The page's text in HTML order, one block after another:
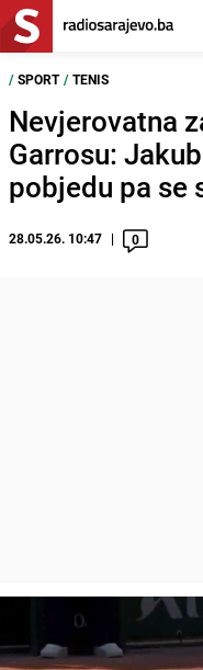
/ SPORT / TENIS
Nevjerovatna
Garrosu:
pobjedu pa se
28.05.26. 10:47 0